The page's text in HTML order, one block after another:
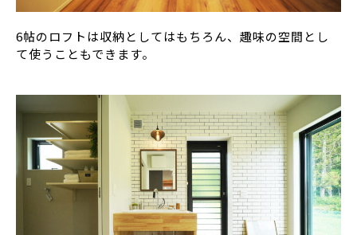
6帖のロフトは収納としてはもちろん、趣味の空間とし
て使うこともできます。